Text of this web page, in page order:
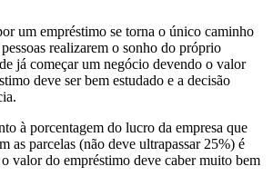
um empréstimo se torna o único caminho
realizarem o sonho do próprio
já começar um negócio devendo o valor
deve ser bem estudado e a decisão
à porcentagem do lucro da empresa que
as parcelas (não deve ultrapassar 25%) é
valor do empréstimo deve caber muito bem